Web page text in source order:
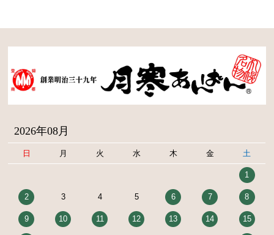
2026年08月
日 月 火 水 木 金 土
1
2 3 4 5 6 7 8
9 10 11 12 13 14 15